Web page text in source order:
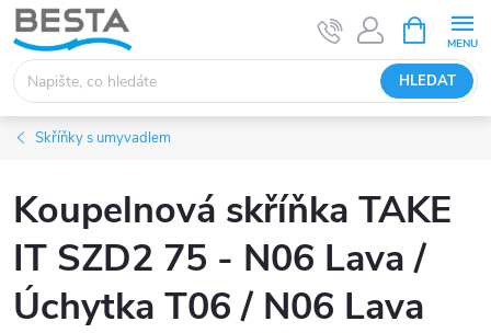
Přejít
na
obsah
HLEDAT
NÁKUPNÍ
KOŠÍK
Skříňky s umyvadlem
Koupelnová skříňka TAKE
IT SZD2 75 - N06 Lava /
Úchytka T06 / N06 Lava